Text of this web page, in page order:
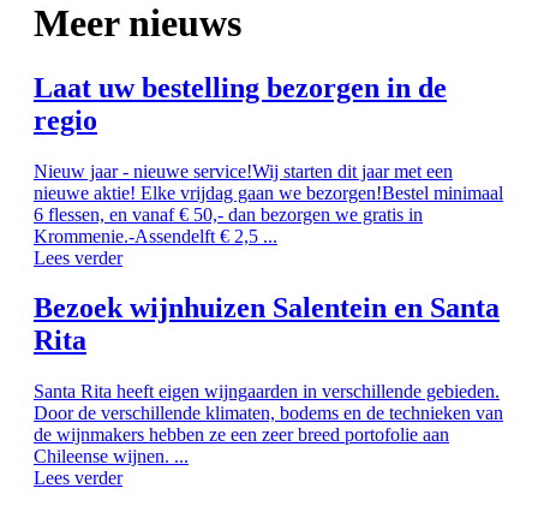
Meer nieuws
Laat uw bestelling bezorgen in de
regio
Nieuw jaar - nieuwe service!Wij starten dit jaar met een
nieuwe aktie! Elke vrijdag gaan we bezorgen!Bestel minimaal
6 flessen, en vanaf € 50,- dan bezorgen we gratis in
Krommenie.-Assendelft € 2,5 ...
Lees verder
Bezoek wijnhuizen Salentein en Santa
Rita
Santa Rita heeft eigen wijngaarden in verschillende gebieden.
Door de verschillende klimaten, bodems en de technieken van
de wijnmakers hebben ze een zeer breed portofolie aan
Chileense wijnen. ...
Lees verder